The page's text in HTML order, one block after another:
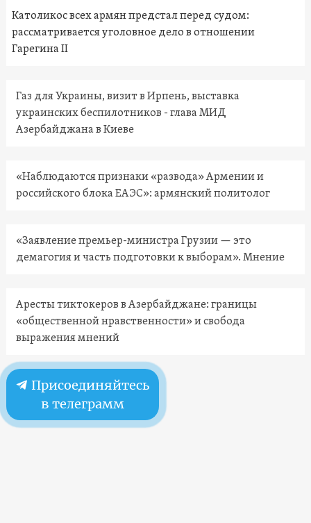
Католикос всех армян предстал перед судом:
рассматривается уголовное дело в отношении
Гарегина II
Газ для Украины, визит в Ирпень, выставка
украинских беспилотников - глава МИД
Азербайджана в Киеве
«Наблюдаются признаки «развода» Армении и
российского блока ЕАЭС»: армянский политолог
«Заявление премьер-министра Грузии — это
демагогия и часть подготовки к выборам». Мнение
Аресты тиктокеров в Азербайджане: границы
«общественной нравственности» и свобода
выражения мнений
Присоединяйтесь
в телеграмм